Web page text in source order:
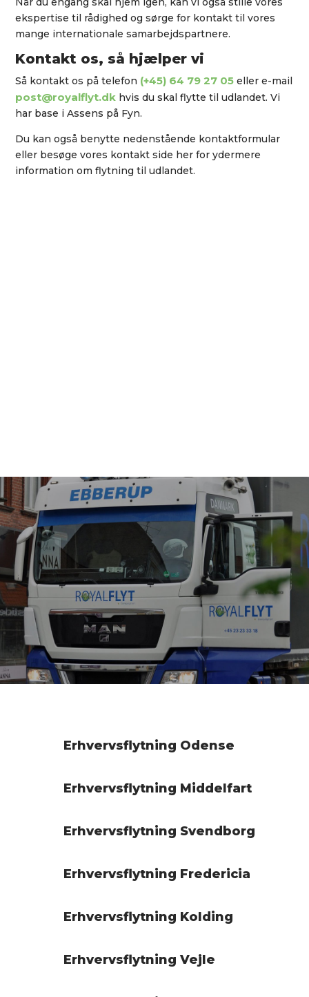
ekspertise til rådighed og sørge for kontakt til vores
mange internationale samarbejdspartnere.
Kontakt os, så hjælper vi
​​Så kontakt os på telefon (+45) 64 79 27 05 eller e-mail
post@royalflyt.dk hvis du skal flytte til udlandet. Vi
har base i Assens på Fyn.
Du kan også benytte nedenstående kontaktformular
eller besøge vores kontakt side her for ydermere
information om flytning til udlandet.
Erhvervsflytning Odense
Erhvervsflytning Middelfart
Erhvervsflytning Svendborg
Erhvervsflytning Fredericia
Erhvervsflytning Kolding
Erhvervsflytning Vejle